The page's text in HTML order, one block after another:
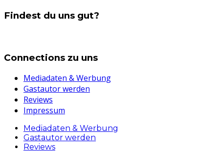
Findest du uns gut?
Connections zu uns
Mediadaten & Werbung
Gastautor werden
Reviews
Impressum
Mediadaten & Werbung
Gastautor werden
Reviews